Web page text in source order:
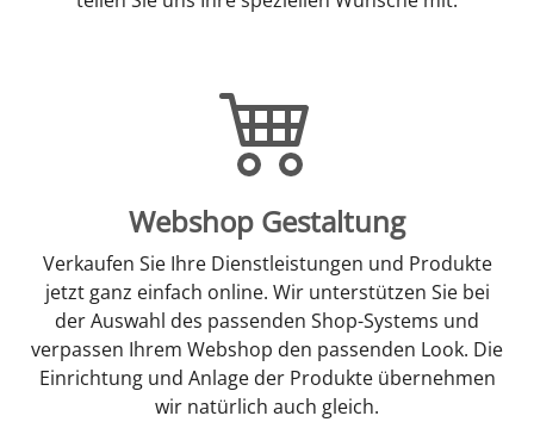
Webshop Gestaltung
Verkaufen Sie Ihre Dienstleistungen und Produkte
jetzt ganz einfach online. Wir unterstützen Sie bei
der Auswahl des passenden Shop-Systems und
verpassen Ihrem Webshop den passenden Look. Die
Einrichtung und Anlage der Produkte übernehmen
wir natürlich auch gleich.